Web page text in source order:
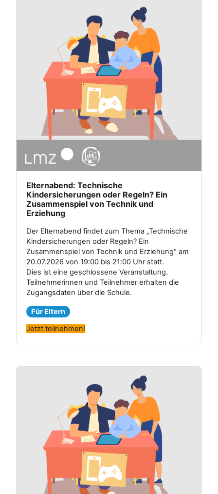
Elternabend: Technische
Kindersicherungen oder Regeln? Ein
Zusammenspiel von Technik und
Erziehung
Der Elternabend findet zum Thema „Technische
Kindersicherungen oder Regeln? Ein
Zusammenspiel von Technik und Erziehung“ am
20.07.2026 von 19:00 bis 21:00 Uhr statt.
Dies ist eine geschlossene Veranstaltung.
Teilnehmerinnen und Teilnehmer erhalten die
Zugangsdaten über die Schule.
Für Eltern
Jetzt teilnehmen!